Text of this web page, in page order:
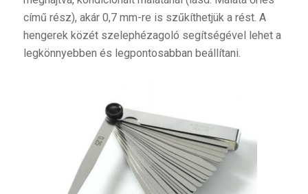
című rész), akár 0,7 mm-re is szűkíthetjük a rést. A
hengerek közét szelephézagoló segítségével lehet a
legkönnyebben és legpontosabban beállítani.